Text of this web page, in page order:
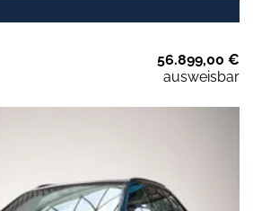
56.899,00 €
ausweisbar